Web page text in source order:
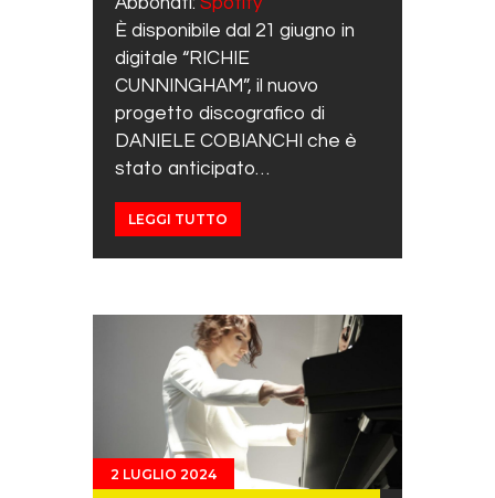
EMBED
È disponibile dal 21 giugno in
digitale “RICHIE
CUNNINGHAM”, il nuovo
progetto discografico di
DANIELE COBIANCHI che è
stato anticipato…
LEGGI TUTTO
2 LUGLIO 2024